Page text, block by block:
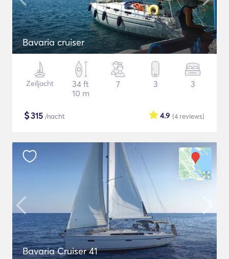
Bavaria cruiser
Zeiljacht
34 ft
10 m
7 3 3
$315 /nacht (4 reviews)
4.9
Bavaria Cruiser 41